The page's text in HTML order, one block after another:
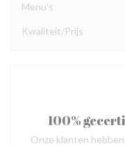
Menu's
Kwaliteit/Prijs
100%
Onze klanten